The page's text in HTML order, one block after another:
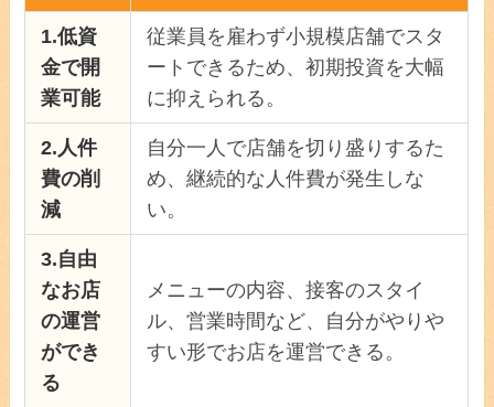
1.低資
金で開
業可能
従業員を雇わず小規模店舗でスタ
ートできるため、初期投資を大幅
に抑えられる。
2.人件
費の削
減
自分一人で店舗を切り盛りするた
め、継続的な人件費が発生しな
い。
3.自由
なお店
の運営
ができ
る
メニューの内容、接客のスタイ
ル、営業時間など、自分がやりや
すい形でお店を運営できる。